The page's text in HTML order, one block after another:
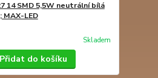
14 SMD 5,5W neutrální bílá
MAX-LED
Skladem
Přidat do košíku